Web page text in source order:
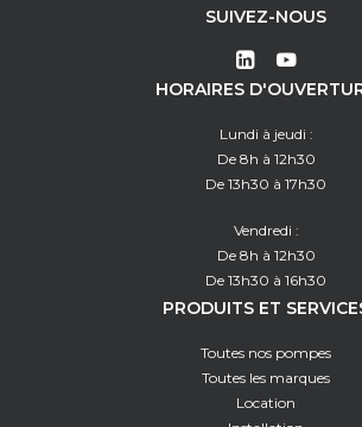
SUIVEZ-NOUS
HORAIRES
Lundi à jeudi :
De 8h à 12h30
De 13h30 à 17h30
Vendredi :
De 8h à 12h30
De 13h30 à 16h30
PRODUITS ET
Toutes nos pompes
Toutes les marques
Location